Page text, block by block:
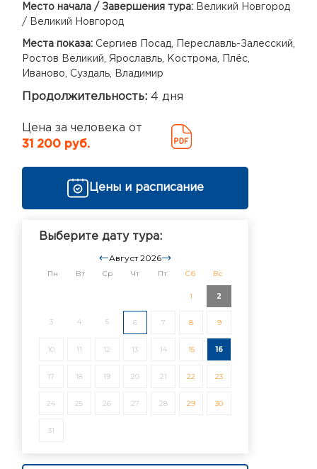
Место начала / Завершения тура: Великий Новгород
/ Великий Новгород
Места показа: Сергиев Посад, Переславль-Залесский,
Ростов Великий, Ярославль, Кострома, Плёс,
Иваново, Суздаль, Владимир
Продолжительность: 4 дня
Цена за человека от
31 200 руб.
Цены и расписание
Выберите дату тура:
Август 2026
Пн Вт Ср Чт Пт Сб Вс
1 2
3 4 5 6 7 8 9
10 11 12 13 14 15 16
17 18 19 20 21 22 23
24 25 26 27 28 29 30
31